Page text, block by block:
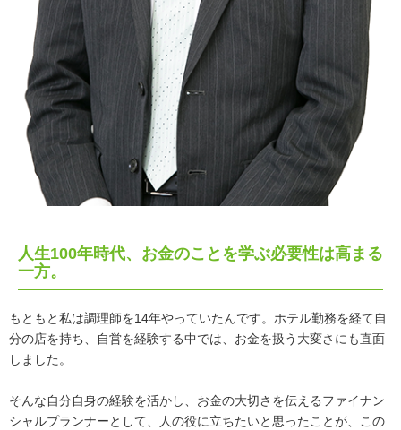
人生100年時代、お金のことを学ぶ必要性は高まる
一方。
もともと私は調理師を14年やっていたんです。ホテル勤務を経て自
分の店を持ち、自営を経験する中では、お金を扱う大変さにも直面
しました。
そんな自分自身の経験を活かし、お金の大切さを伝えるファイナン
シャルプランナーとして、人の役に立ちたいと思ったことが、この